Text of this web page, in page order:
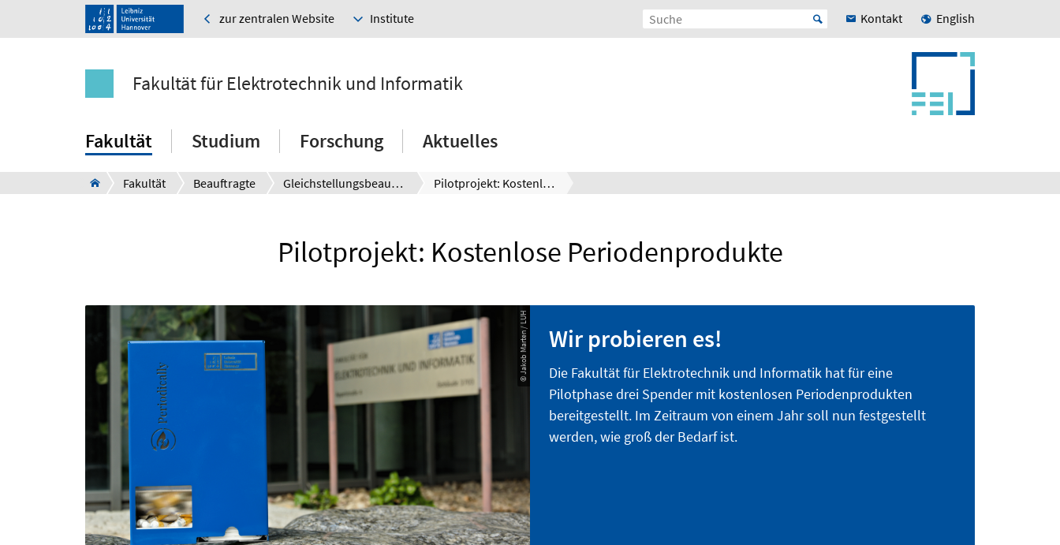
zur zentralen Website Institute Kontakt English
Fakultät für Elektrotechnik und Informatik
Fakultät Studium Forschung Aktuelles
Fakultät Beauftragte Gleichstellungsbeauftragte Pilotprojekt: Kostenlose Periodenprodukte
Pilotprojekt: Kostenlose Periodenprodukte
© Jakob Marten / LUH Wir probieren es!
Die Fakultät für Elektrotechnik und Informatik hat für eine
Pilotphase drei Spender mit kostenlosen Periodenprodukten
bereitgestellt. Im Zeitraum von einem Jahr soll nun festgestellt
werden, wie groß der Bedarf ist.